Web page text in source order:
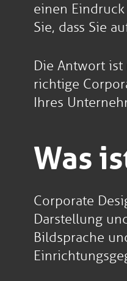
einen
Sie, dass Sie
Die Antwort
richtige
Ihres
Was
Corporate
Darstellung
Bildsprache